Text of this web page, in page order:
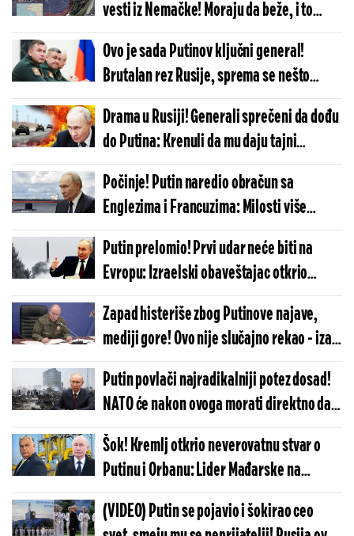
vesti iz Nemačke! Moraju da beže, i to
hitno: Putinove trupe ruše front!
Ovo je sada Putinov ključni general!
Brutalan rez Rusije, sprema se nešto
krupno u Ukrajini?
Drama u Rusiji! Generali sprečeni da dođu
do Putina: Krenuli da mu daju tajni
izveštaj, a onda - šok
Počinje! Putin naredio obračun sa
Englezima i Francuzima: Milosti više
nema, Moskva ide do samog kraja
Putin prelomio! Prvi udar neće biti na
Evropu: Izraelski obaveštajac otkrio
neočekivanu metu po kojoj će Rusija
raspaliti
Zapad histeriše zbog Putinove najave,
mediji gore! Ovo nije slučajno rekao - iza
reči se se krije zloslutna poruka
Putin povlači najradikalniji potez dosad!
NATO će nakon ovoga morati direktno da
napadne Moskvu? Obaveštajac zatresao
planetu
Šok! Kremlj otkrio neverovatnu stvar o
Putinu i Orbanu: Lider Mađarske na
sastanku uradio nešto veoma
neočekivano
(VIDEO) Putin se pojavio i šokirao ceo